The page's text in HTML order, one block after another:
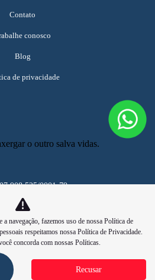
Contato
conosco
Blog
de privacidade
o outro salva vidas.
0001-79
navegação, fazemos uso de nossa Política de
respeitamos nossa Política de Privacidade.
concorda com nossas Políticas.
Recusar